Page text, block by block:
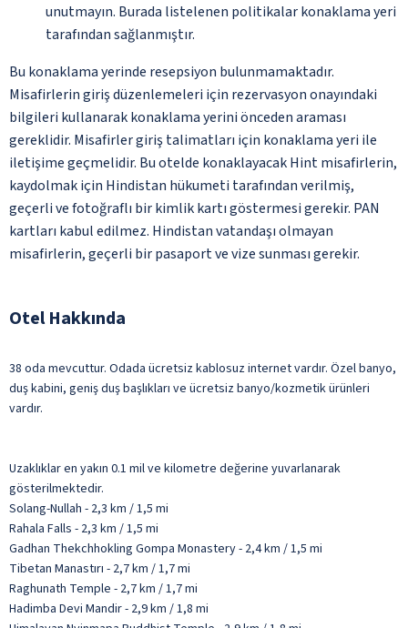
unutmayın. Burada listelenen politikalar konaklama yeri
tarafından sağlanmıştır.
Bu konaklama yerinde resepsiyon bulunmamaktadır.
Misafirlerin giriş düzenlemeleri için rezervasyon onayındaki
bilgileri kullanarak konaklama yerini önceden araması
gereklidir. Misafirler giriş talimatları için konaklama yeri ile
iletişime geçmelidir. Bu otelde konaklayacak Hint misafirlerin,
kaydolmak için Hindistan hükumeti tarafından verilmiş,
geçerli ve fotoğraflı bir kimlik kartı göstermesi gerekir. PAN
kartları kabul edilmez. Hindistan vatandaşı olmayan
misafirlerin, geçerli bir pasaport ve vize sunması gerekir.
Otel Hakkında
38 oda mevcuttur. Odada ücretsiz kablosuz internet vardır. Özel banyo,
duş kabini, geniş duş başlıkları ve ücretsiz banyo/kozmetik ürünleri
vardır.
Uzaklıklar en yakın 0.1 mil ve kilometre değerine yuvarlanarak
gösterilmektedir.
Solang-Nullah - 2,3 km / 1,5 mi
Rahala Falls - 2,3 km / 1,5 mi
Gadhan Thekchhokling Gompa Monastery - 2,4 km / 1,5 mi
Tibetan Manastırı - 2,7 km / 1,7 mi
Raghunath Temple - 2,7 km / 1,7 mi
Hadimba Devi Mandir - 2,9 km / 1,8 mi